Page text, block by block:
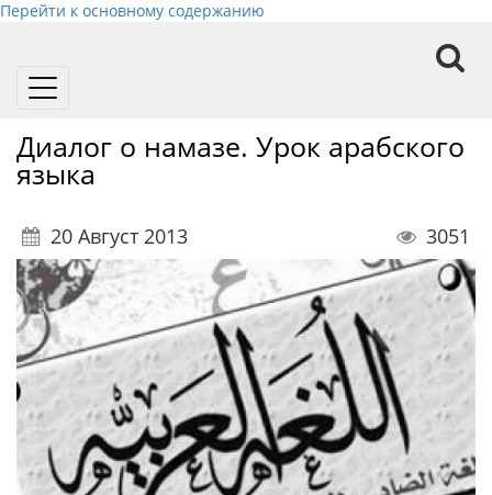
Перейти к основному содержанию
Toggle
Диалог о намазе. Урок арабского
языка
20 Август 2013 3051